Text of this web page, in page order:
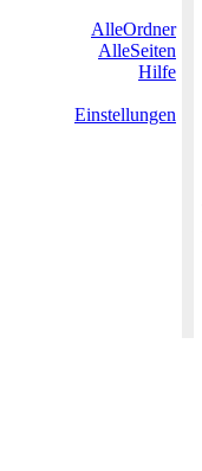
AlleOrdner
AlleSeiten
Hilfe
Einstellungen